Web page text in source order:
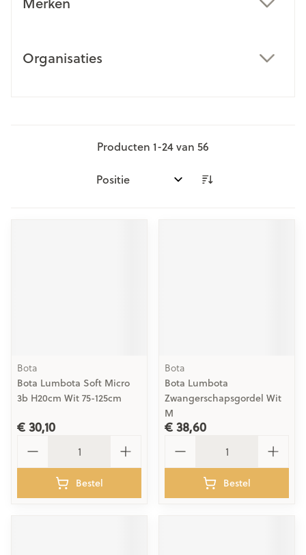
Organisaties
Producten 1-24van 56
Sorteer op:
Bota
Bota Lumbota Soft Micro
3b H20cm Wit 75-125cm
€ 30,10
Bestel
Bota
Bota Lumbota
Zwangerschapsgordel Wit
M
€ 38,60
Bestel